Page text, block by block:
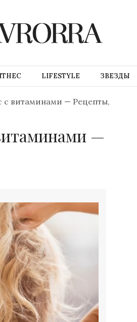
LIFESTYLE ЗВЕЗДЫ
с витаминами — Рецепты,
—